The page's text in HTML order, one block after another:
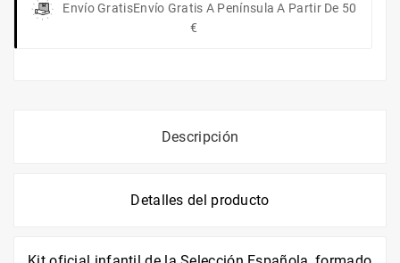
Envío GratisEnvío Gratis A Península A Partir De 50
€
Descripción
Detalles del producto